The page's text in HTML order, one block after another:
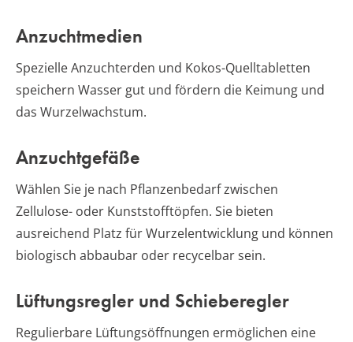
Anzuchtmedien
Spezielle Anzuchterden und Kokos-Quelltabletten
speichern Wasser gut und fördern die Keimung und
das Wurzelwachstum.
Anzuchtgefäße
Wählen Sie je nach Pflanzenbedarf zwischen
Zellulose- oder Kunststofftöpfen. Sie bieten
ausreichend Platz für Wurzelentwicklung und können
biologisch abbaubar oder recycelbar sein.
Lüftungsregler und Schieberegler
Regulierbare Lüftungsöffnungen ermöglichen eine